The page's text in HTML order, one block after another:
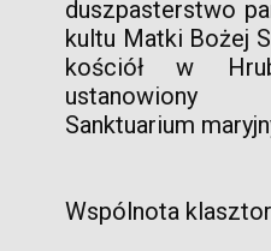
duszpasterstwo
kultu Matki Bożej
kościół w
ustanowiony
Sanktuarium
Wspólnota